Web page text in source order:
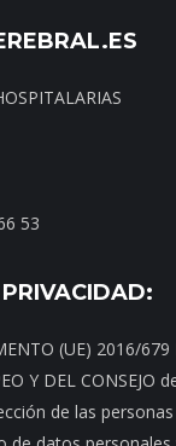
53
(UE) 2016/679
Y DEL CONSEJO
de las